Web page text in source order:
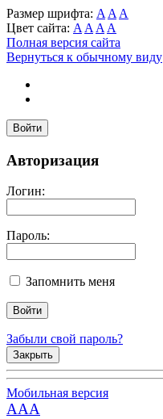
Размер шрифта: A A A
Цвет сайта: A A A A
Полная версия сайта
Вернуться к обычному виду
Войти
Авторизация
Логин:
Пароль:
Запомнить меня
Забыли свой пароль?
Закрыть
Мобильная версия
AAA